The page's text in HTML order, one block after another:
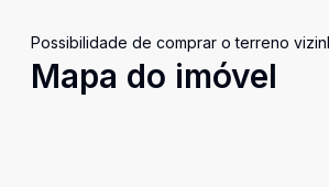
Possibilidade de comprar o terreno
Mapa do imóvel